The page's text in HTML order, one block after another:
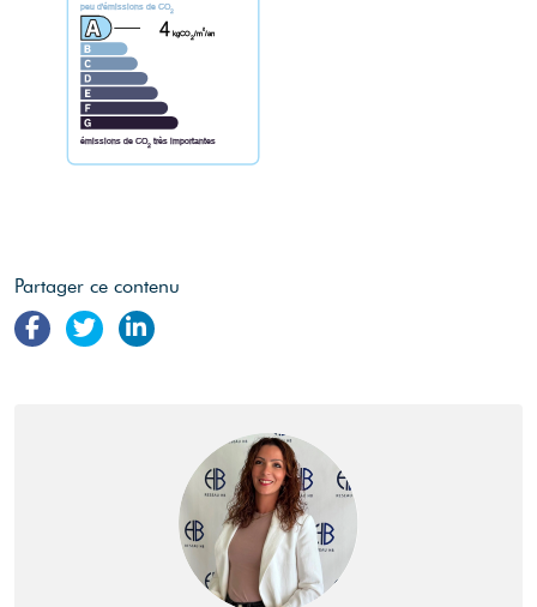
peu d'émissions de CO2
émissions de CO2très importantes
4 kgCO2/m²/an
Partager ce contenu